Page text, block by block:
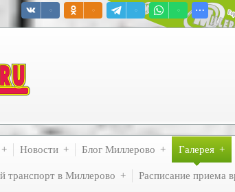
Новости Блог Миллерово Галерея
транспорт в Миллерово Расписание приема